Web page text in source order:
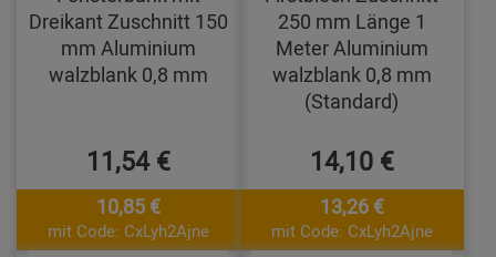
Dreikant Zuschnitt 150
mm Aluminium
walzblank 0,8 mm
11,54 €
10,85 €
mit Code: CxLyh2Ajne
250 mm Länge 1
Meter Aluminium
walzblank 0,8 mm
(Standard)
14,10 €
13,26 €
mit Code: CxLyh2Ajne